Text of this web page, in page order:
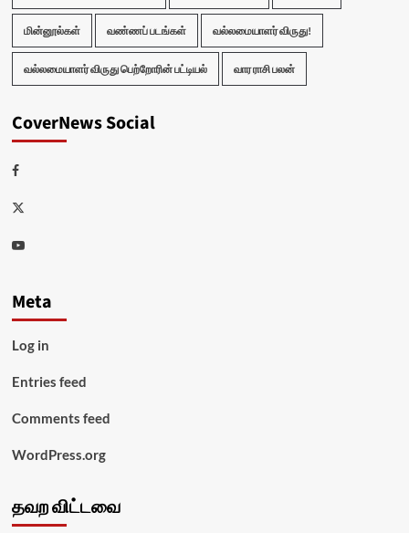
மின்னூல்கள் வண்ணப் படங்கள் வல்லமையாளர் விருது!
வல்லமையாளர் விருது பெற்றோரின் பட்டியல் வார ராசி பலன்
CoverNews Social
Facebook
Twitter
Youtube
Meta
Log in
Entries feed
Comments feed
WordPress.org
தவற விட்டவை